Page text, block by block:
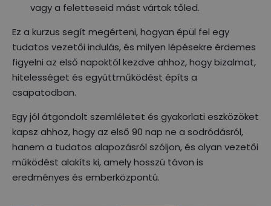
vagy a feletteseid mást vártak tőled.
Ez a kurzus segít megérteni, hogyan épül fel egy
tudatos vezetői indulás, és milyen lépésekre érdemes
figyelni az első napoktól kezdve ahhoz, hogy bizalmat,
hitelességet és együttműködést építs a
csapatodban.
Egy jól átgondolt szemléletet és gyakorlati eszközöket
kapsz ahhoz, hogy az első 90 nap ne a sodródásról,
hanem a tudatos alapozásról szóljon, és olyan vezetői
működést alakíts ki, amely hosszú távon is
eredményes és emberközpontú.